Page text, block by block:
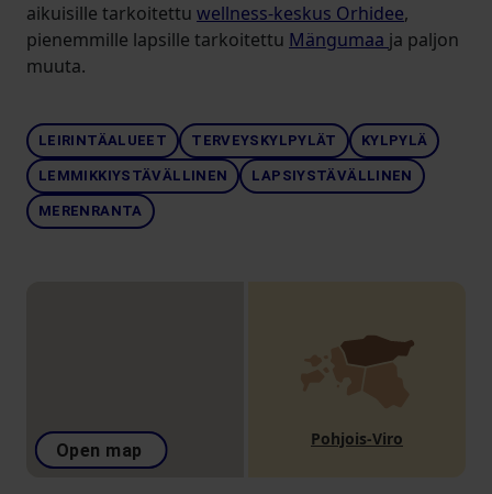
aikuisille tarkoitettu wellness-keskus Orhidee,
pienemmille lapsille tarkoitettu Mängumaa ja paljon
muuta.
LEIRINTÄALUEET TERVEYSKYLPYLÄT KYLPYLÄ
LEMMIKKIYSTÄVÄLLINEN LAPSIYSTÄVÄLLINEN
MERENRANTA
Open map
Pohjois-Viro